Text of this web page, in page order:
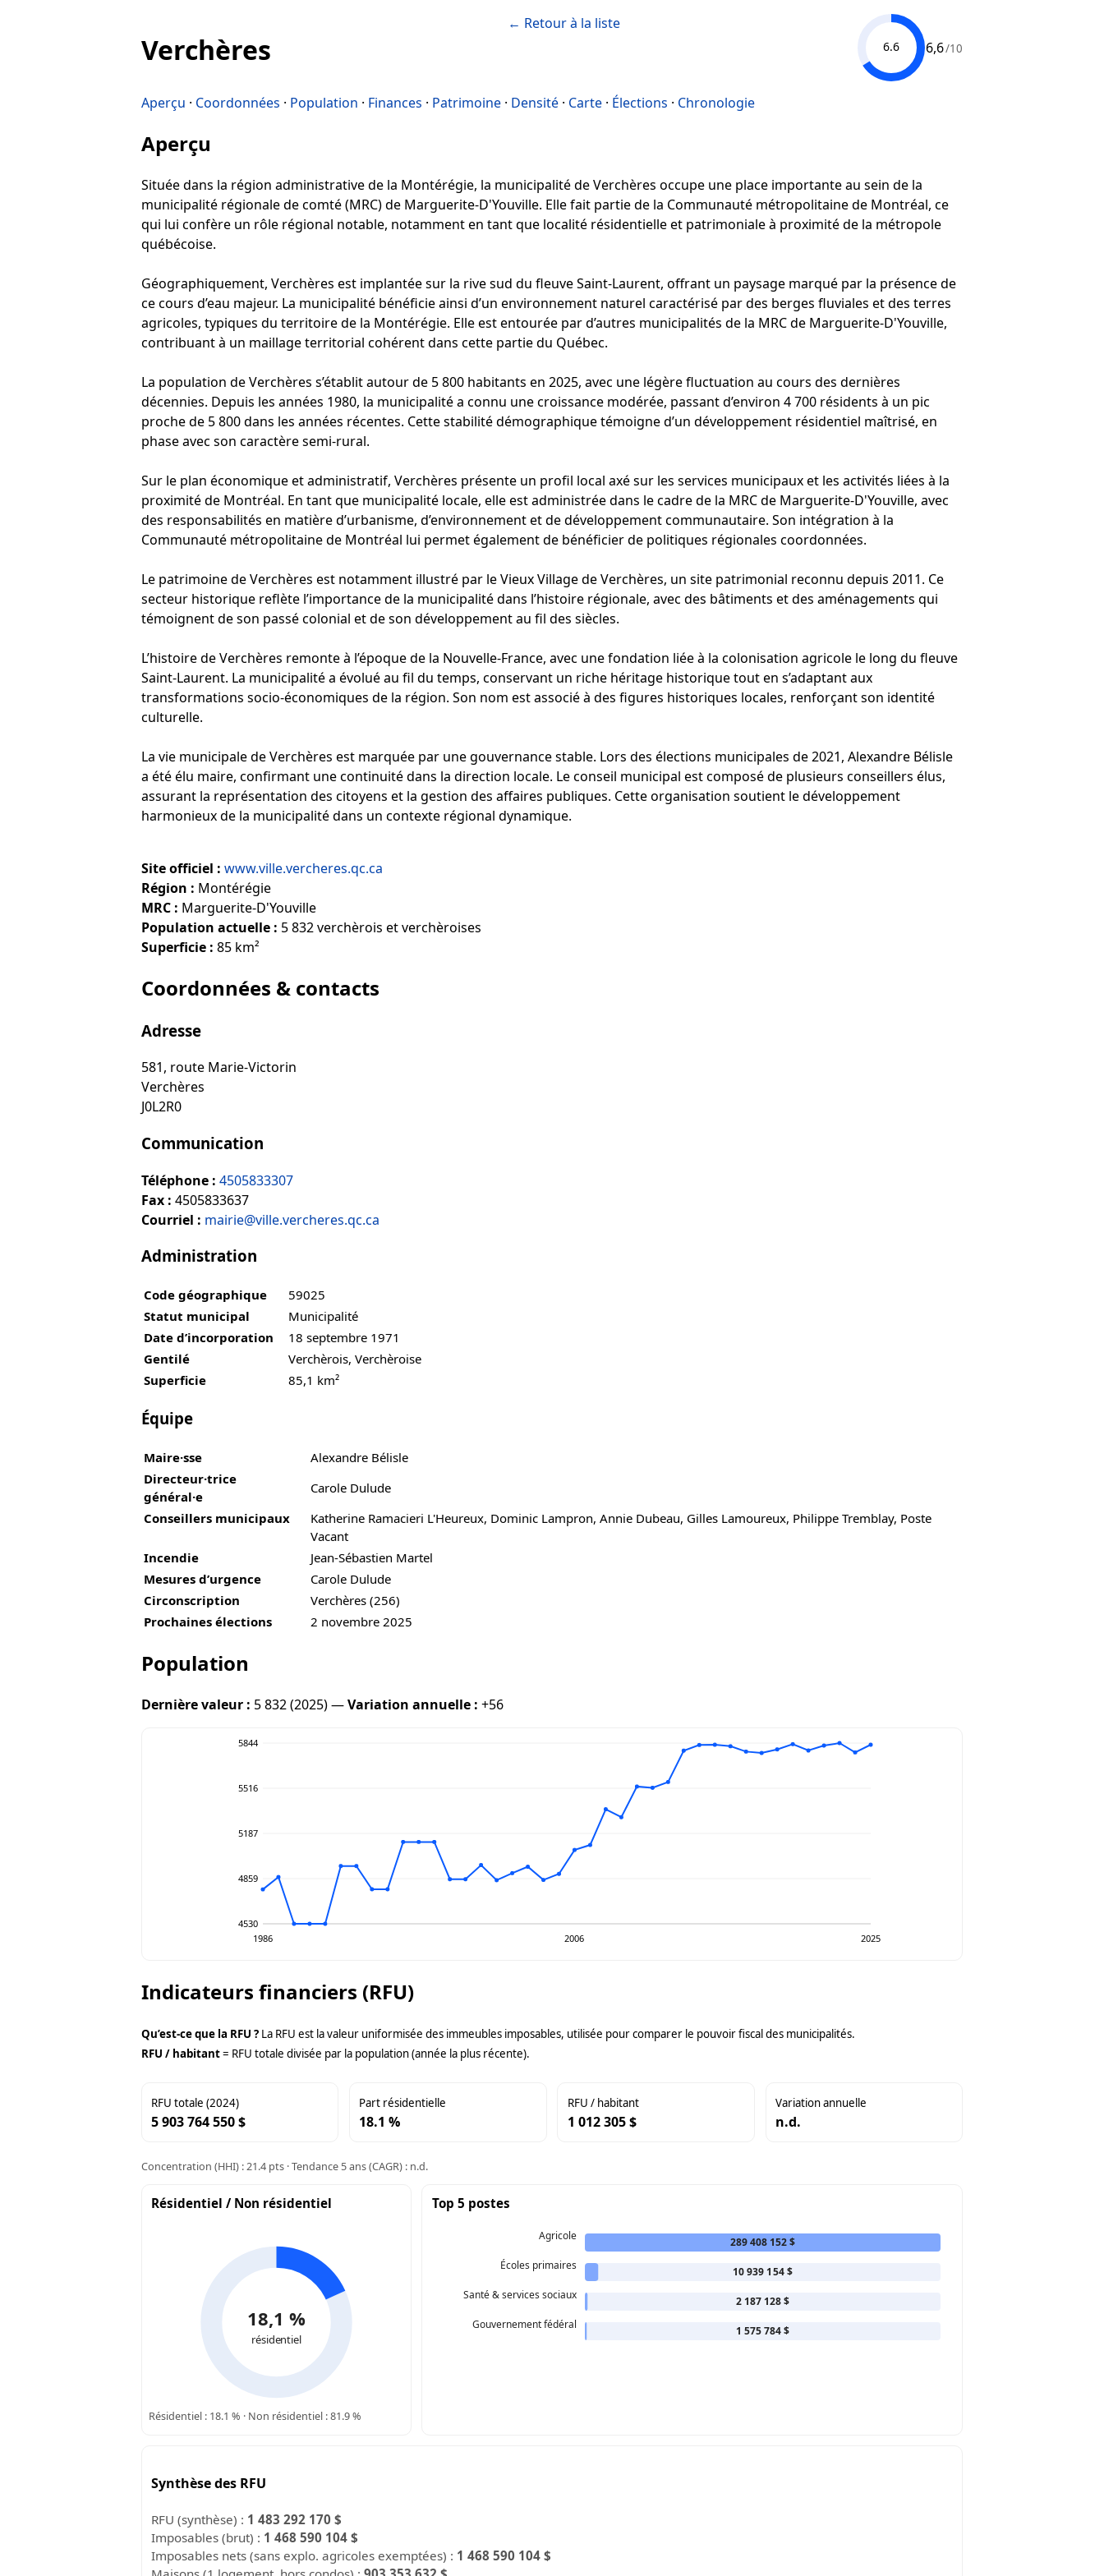
Verchères
← Retour à la liste
6.6 6,6/10
Aperçu · Coordonnées · Population · Finances · Patrimoine · Densité · Carte · Élections · Chronologie
Aperçu
Située dans la région administrative de la Montérégie, la municipalité de Verchères occupe une place importante au sein de la
municipalité régionale de comté (MRC) de Marguerite-D'Youville. Elle fait partie de la Communauté métropolitaine de Montréal, ce
qui lui confère un rôle régional notable, notamment en tant que localité résidentielle et patrimoniale à proximité de la métropole
québécoise.
Géographiquement, Verchères est implantée sur la rive sud du fleuve Saint-Laurent, offrant un paysage marqué par la présence de
ce cours d’eau majeur. La municipalité bénéficie ainsi d’un environnement naturel caractérisé par des berges fluviales et des terres
agricoles, typiques du territoire de la Montérégie. Elle est entourée par d’autres municipalités de la MRC de Marguerite-D'Youville,
contribuant à un maillage territorial cohérent dans cette partie du Québec.
La population de Verchères s’établit autour de 5 800 habitants en 2025, avec une légère fluctuation au cours des dernières
décennies. Depuis les années 1980, la municipalité a connu une croissance modérée, passant d’environ 4 700 résidents à un pic
proche de 5 800 dans les années récentes. Cette stabilité démographique témoigne d’un développement résidentiel maîtrisé, en
phase avec son caractère semi-rural.
Sur le plan économique et administratif, Verchères présente un profil local axé sur les services municipaux et les activités liées à la
proximité de Montréal. En tant que municipalité locale, elle est administrée dans le cadre de la MRC de Marguerite-D'Youville, avec
des responsabilités en matière d’urbanisme, d’environnement et de développement communautaire. Son intégration à la
Communauté métropolitaine de Montréal lui permet également de bénéficier de politiques régionales coordonnées.
Le patrimoine de Verchères est notamment illustré par le Vieux Village de Verchères, un site patrimonial reconnu depuis 2011. Ce
secteur historique reflète l’importance de la municipalité dans l’histoire régionale, avec des bâtiments et des aménagements qui
témoignent de son passé colonial et de son développement au fil des siècles.
L’histoire de Verchères remonte à l’époque de la Nouvelle-France, avec une fondation liée à la colonisation agricole le long du fleuve
Saint-Laurent. La municipalité a évolué au fil du temps, conservant un riche héritage historique tout en s’adaptant aux
transformations socio-économiques de la région. Son nom est associé à des figures historiques locales, renforçant son identité
culturelle.
La vie municipale de Verchères est marquée par une gouvernance stable. Lors des élections municipales de 2021, Alexandre Bélisle
a été élu maire, confirmant une continuité dans la direction locale. Le conseil municipal est composé de plusieurs conseillers élus,
assurant la représentation des citoyens et la gestion des affaires publiques. Cette organisation soutient le développement
harmonieux de la municipalité dans un contexte régional dynamique.
Site officiel : www.ville.vercheres.qc.ca
Région : Montérégie
MRC : Marguerite-D'Youville
Population actuelle : 5 832 verchèrois et verchèroises
Superficie : 85 km²
Coordonnées & contacts
Adresse
581, route Marie-Victorin
Verchères
J0L2R0
Communication
Téléphone : 4505833307
Fax : 4505833637
Courriel : mairie@ville.vercheres.qc.ca
Administration
Code géographique
59025
Statut municipal
Municipalité
Date d’incorporation
18 septembre 1971
Gentilé
Verchèrois, Verchèroise
Superficie
85,1 km²
Équipe
Maire·sse
Alexandre Bélisle
Directeur·trice
général·e
Carole Dulude
Conseillers municipaux
Katherine Ramacieri L'Heureux, Dominic Lampron, Annie Dubeau, Gilles Lamoureux, Philippe Tremblay, Poste
Vacant
Incendie
Jean-Sébastien Martel
Mesures d’urgence
Carole Dulude
Circonscription
Verchères (256)
Prochaines élections
2 novembre 2025
Population
Dernière valeur : 5 832 (2025) —Variation annuelle : +56
5844
5516
5187
4859
4530
1986
2006 2025
Indicateurs financiers (RFU)
Qu’est-ce que la RFU ? La RFU est la valeur uniformisée des immeubles imposables, utilisée pour comparer le pouvoir fiscal des municipalités.
RFU / habitant= RFU totale divisée par la population (année la plus récente).
RFU totale (2024)
5 903 764 550 $
Part résidentielle
18.1 %
RFU / habitant
1 012 305 $
Variation annuelle
n.d.
Concentration (HHI) : 21.4 pts · Tendance 5 ans (CAGR) : n.d.
Résidentiel / Non résidentiel
18,1 %
résidentiel
Résidentiel : 18.1 % · Non résidentiel : 81.9 %
Top 5 postes
Agricole 289 408 152 $
Écoles primaires
10 939 154 $
Santé & services sociaux
2 187 128 $
Gouvernement fédéral 1 575 784 $
Synthèse des RFU
RFU (synthèse) : 1 483 292 170 $
Imposables (brut) : 1 468 590 104 $
Imposables nets (sans explo. agricoles exemptées) : 1 468 590 104 $